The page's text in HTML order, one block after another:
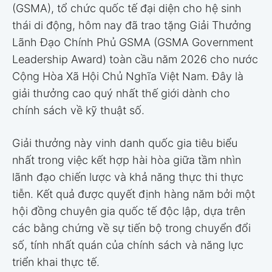
(GSMA), tổ chức quốc tế đại diện cho hệ sinh
thái di động, hôm nay đã trao tặng Giải Thưởng
Lãnh Đạo Chính Phủ GSMA (GSMA Government
Leadership Award) toàn cầu năm 2026 cho nước
Cộng Hòa Xã Hội Chủ Nghĩa Việt Nam. Đây là
giải thưởng cao quý nhất thế giới dành cho
chính sách về kỹ thuật số.
Giải thưởng này vinh danh quốc gia tiêu biểu
nhất trong việc kết hợp hài hòa giữa tầm nhìn
lãnh đạo chiến lược và khả năng thực thi thực
tiễn. Kết quả được quyết định hàng năm bởi một
hội đồng chuyên gia quốc tế độc lập, dựa trên
các bằng chứng về sự tiến bộ trong chuyển đổi
số, tính nhất quán của chính sách và năng lực
triển khai thực tế.